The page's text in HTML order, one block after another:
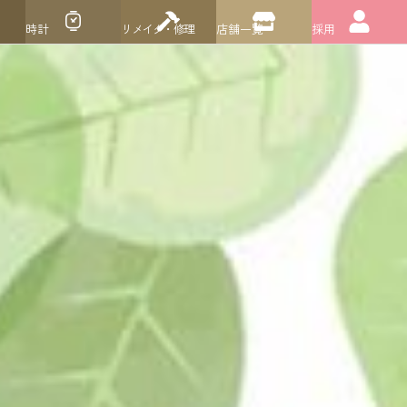
時計 リメイク・修理 店舗一覧 採用